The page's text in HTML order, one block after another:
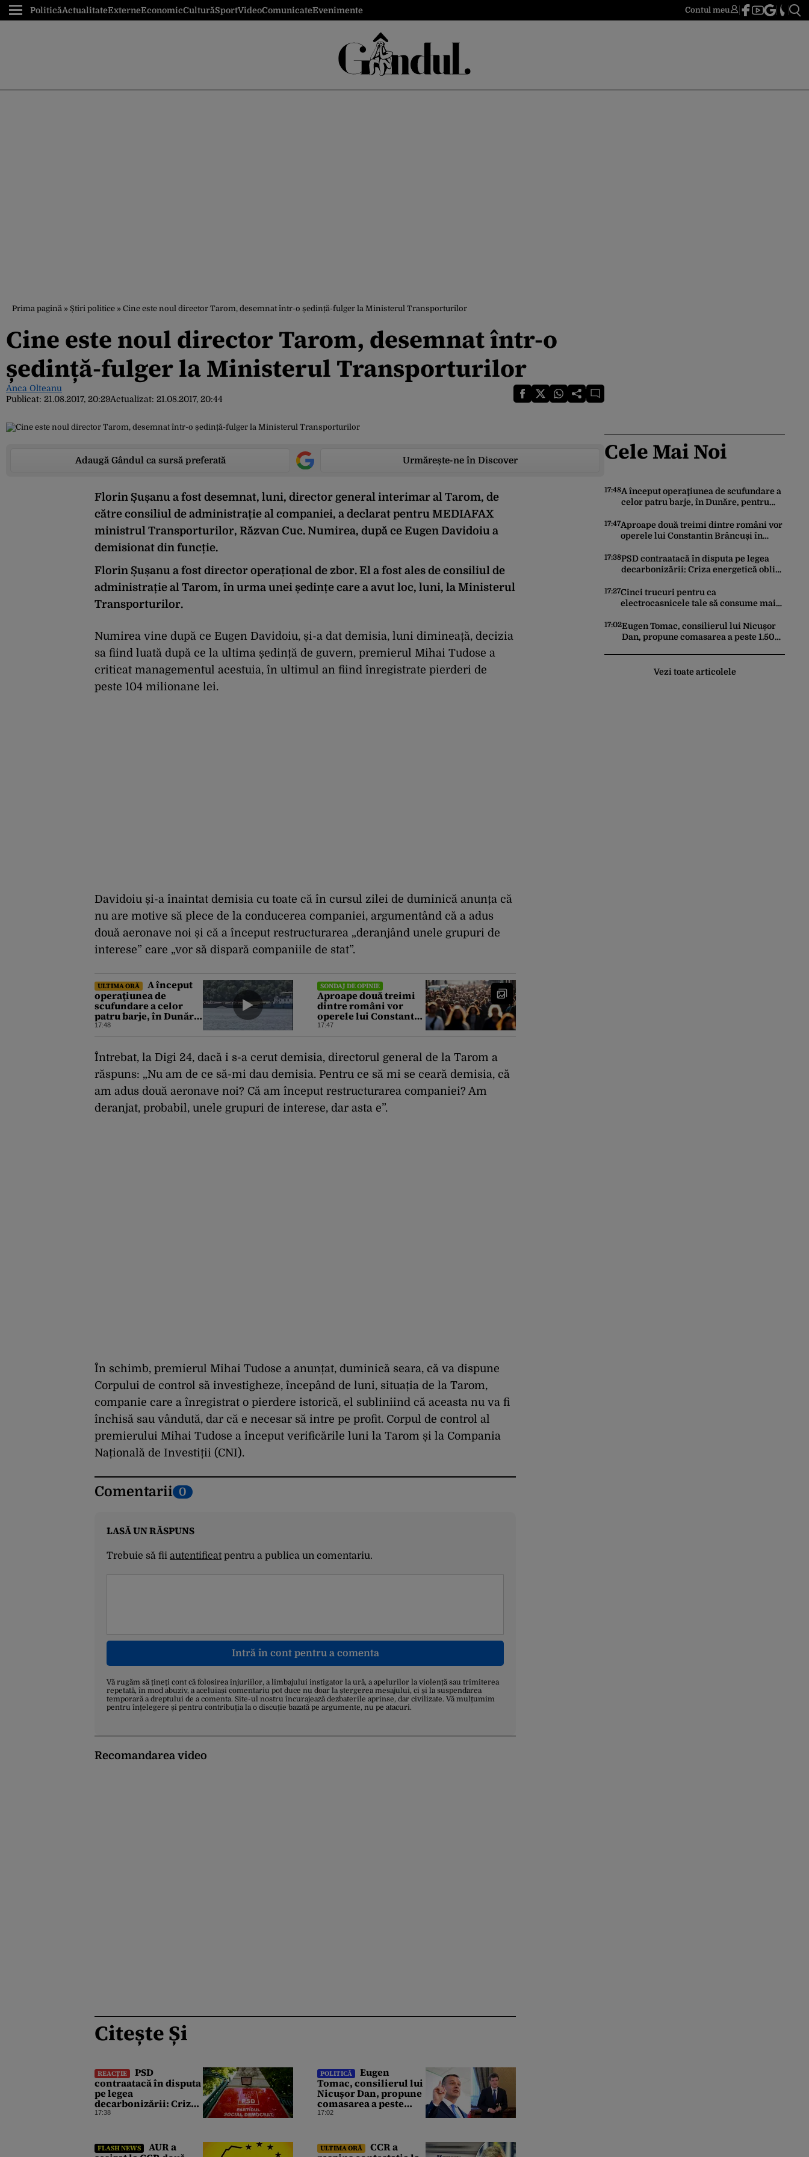
PoliticăActualitateExterneEconomicCulturăSportVideoComunicateEvenimente Contul meu
Prima pagină » Știri politice » Cine este noul director Tarom, desemnat într-o ședință-fulger la Ministerul Transporturilor
Cine este noul director Tarom, desemnat într-o
ședință-fulger la Ministerul Transporturilor
Anca Olteanu
Publicat: 21.08.2017, 20:29Actualizat: 21.08.2017, 20:44
Adaugă Gândul ca sursă preferată Urmărește-ne în Discover
Florin Șușanu a fost desemnat, luni, director general interimar al Tarom, de
către consiliul de administrație al companiei, a declarat pentru MEDIAFAX
ministrul Transporturilor, Răzvan Cuc. Numirea, după ce Eugen Davidoiu a
demisionat din funcție.
Florin Șușanu a fost director operațional de zbor. El a fost ales de consiliul de
administrație al Tarom, în urma unei ședințe care a avut loc, luni, la Ministerul
Transporturilor.
Numirea vine după ce Eugen Davidoiu, și-a dat demisia, luni dimineață, decizia
sa fiind luată după ce la ultima ședință de guvern, premierul Mihai Tudose a
criticat managementul acestuia, în ultimul an fiind înregistrate pierderi de
peste 104 milionane lei.
Davidoiu și-a înaintat demisia cu toate că în cursul zilei de duminică anunța că
nu are motive să plece de la conducerea companiei, argumentând că a adus
două aeronave noi și că a început restructurarea „deranjând unele grupuri de
interese” care „vor să dispară companiile de stat”.
ULTIMA ORĂ
A început
operaţiunea de
scufundare a celor
patru barje, în Dunăre,
pentru creşterea
17:48
SONDAJ DE OPINIE
Aproape două treimi
dintre români vor
operele lui Constantin
Brâncuși în
17:47
Întrebat, la Digi 24, dacă i s-a cerut demisia, directorul general de la Tarom a
răspuns: „Nu am de ce să-mi dau demisia. Pentru ce să mi se ceară demisia, că
am adus două aeronave noi? Că am început restructurarea companiei? Am
deranjat, probabil, unele grupuri de interese, dar asta e”.
În schimb, premierul Mihai Tudose a anunțat, duminică seara, că va dispune
Corpului de control să investigheze, începând de luni, situația de la Tarom,
companie care a înregistrat o pierdere istorică, el subliniind că aceasta nu va fi
închisă sau vândută, dar că e necesar să intre pe profit. Corpul de control al
premierului Mihai Tudose a început verificările luni la Tarom și la Compania
Națională de Investiții (CNI).
Comentarii 0
LASĂ UN RĂSPUNS
Trebuie să fii autentificatpentru a publica un comentariu.
Intră în cont pentru a comenta
Vă rugăm să țineți cont că folosirea injuriilor, a limbajului instigator la ură, a apelurilor la violență sau trimiterea
repetată, în mod abuziv, a aceluiași comentariu pot duce nu doar la ștergerea mesajului, ci și la suspendarea
temporară a dreptului de a comenta. Site-ul nostru încurajează dezbaterile aprinse, dar civilizate. Vă mulțumim
pentru înțelegere și pentru contribuția la o discuție bazată pe argumente, nu pe atacuri.
Recomandarea video
Citește Și
REACȚIE
PSD
contraatacă în disputa
pe legea
decarbonizării: Criza
energetică obligă
Bolojan, acuzat de
17:38
POLITICĂ
Eugen
Tomac, consilierul lui
Nicușor Dan, propune
comasarea a peste
1.500 de primării și
județelor
17:02
FLASH NEWS
AUR a
ULTIMA ORĂ
CCR a
Cele Mai Noi
17:48A început operaţiunea de scufundare a
celor patru barje, în Dunăre, pentru
17:47Aproape două treimi dintre români vor
operele lui Constantin Brâncuși în
17:38PSD contraatacă în disputa pe legea
decarbonizării: Criza energetică obligă
cărbune. Bolojan, acuzat de duplicitate
17:27Cinci trucuri pentru ca
electrocasnicele tale să consume mai
17:02Eugen Tomac, consilierul lui Nicușor
Dan, propune comasarea a peste 1.500
Vezi toate articolele